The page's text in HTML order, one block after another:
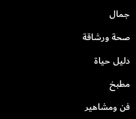
جمال
صحة ورشاقة
دليل حياة
مطبخ
فن ومشاهير